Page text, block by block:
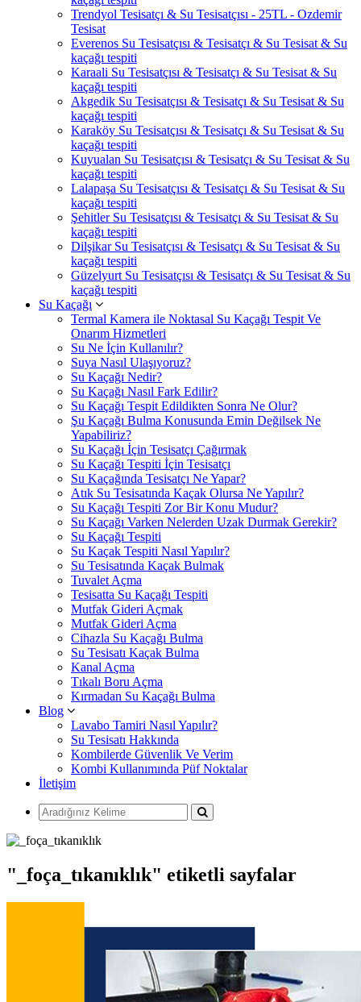
Trendyol Tesisatçı & Su Tesisatçısı - 25TL - Ozdemir
Tesisat
Everenos Su Tesisatçısı & Tesisatçı & Su Tesisat & Su
kaçağı tespiti
Karaali Su Tesisatçısı & Tesisatçı & Su Tesisat & Su
kaçağı tespiti
Akgedik Su Tesisatçısı & Tesisatçı & Su Tesisat & Su
kaçağı tespiti
Karaköy Su Tesisatçısı & Tesisatçı & Su Tesisat & Su
kaçağı tespiti
Kuyualan Su Tesisatçısı & Tesisatçı & Su Tesisat & Su
kaçağı tespiti
Lalapaşa Su Tesisatçısı & Tesisatçı & Su Tesisat & Su
kaçağı tespiti
Şehitler Su Tesisatçısı & Tesisatçı & Su Tesisat & Su
kaçağı tespiti
Dilşikar Su Tesisatçısı & Tesisatçı & Su Tesisat & Su
kaçağı tespiti
Güzelyurt Su Tesisatçısı & Tesisatçı & Su Tesisat & Su
kaçağı tespiti
Su Kaçağı
Termal Kamera ile Noktasal Su Kaçağı Tespit Ve
Onarım Hizmetleri
Su Ne İçin Kullanılır?
Suya Nasıl Ulaşıyoruz?
Su Kaçağı Nedir?
Su Kaçağı Nasıl Fark Edilir?
Su Kaçağı Tespit Edildikten Sonra Ne Olur?
Şu Kaçağı Bulma Konusunda Emin Değilsek Ne
Yapabiliriz?
Su Kaçağı İçin Tesisatçı Çağırmak
Su Kaçağı Tespiti İçin Tesisatçı
Su Kaçağında Tesisatçı Ne Yapar?
Atık Su Tesisatında Kaçak Olursa Ne Yapılır?
Su Kaçağı Tespiti Zor Bir Konu Mudur?
Su Kaçağı Varken Nelerden Uzak Durmak Gerekir?
Su Kaçağı Tespiti
Su Kaçak Tespiti Nasıl Yapılır?
Su Tesisatında Kaçak Bulmak
Tuvalet Açma
Tesisatta Su Kaçağı Tespiti
Mutfak Gideri Açmak
Mutfak Gideri Açma
Cihazla Su Kaçağı Bulma
Su Tesisatı Kaçak Bulma
Kanal Açma
Tıkalı Boru Açma
Kırmadan Su Kaçağı Bulma
Blog
Lavabo Tamiri Nasıl Yapılır?
Su Tesisatı Hakkında
Kombilerde Güvenlik Ve Verim
Kombi Kullanımında Püf Noktalar
İletişim
"_foça_tıkanıklık" etiketli sayfalar